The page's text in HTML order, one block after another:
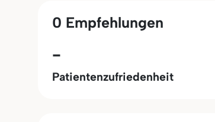
0 Empfehlungen
-
Patientenzufriedenheit